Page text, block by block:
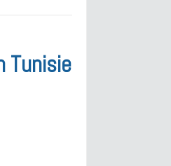
Tunisie